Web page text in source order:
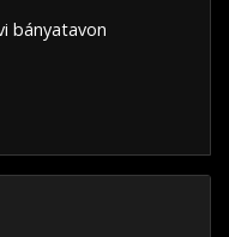
bányatavon